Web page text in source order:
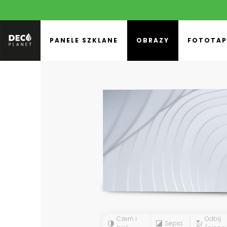
PANELE SZKLANE OBRAZY
Czerń i
Sepia
Odbij